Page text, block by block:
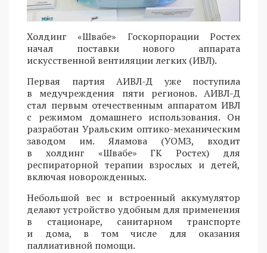
Холдинг «Швабе» Госкорпорации Ростех
начал поставки нового аппарата
искусственной вентиляции легких (ИВЛ).
Первая партия АИВЛ-Д уже поступила
в медучреждения пяти регионов. АИВЛ-Д
стал первым отечественным аппаратом ИВЛ
с режимом домашнего использования. Он
разработан Уральским оптико-механическим
заводом им. Яламова (УОМЗ, входит
в холдинг «Швабе» ГК Ростех) для
респираторной терапии взрослых и детей,
включая новорожденных.
Небольшой вес и встроенный аккумулятор
делают устройство удобным для применения
в стационаре, санитарном транспорте
и дома, в том числе для оказания
паллиативной помощи.